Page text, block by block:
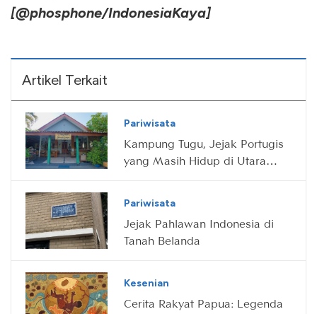
[@phosphone/IndonesiaKaya]
Artikel Terkait
Pariwisata
Kampung Tugu, Jejak Portugis
yang Masih Hidup di Utara
Pariwisata
Jejak Pahlawan Indonesia di
Tanah Belanda
Kesenian
Cerita Rakyat Papua: Legenda